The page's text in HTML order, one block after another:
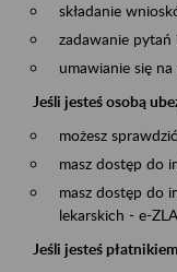
składanie
zadawanie
umawianie się
Jeśli jesteś osobą
możesz
masz dostęp do
masz dostęp do
lekarskich - e-ZLA
Jeśli jesteś